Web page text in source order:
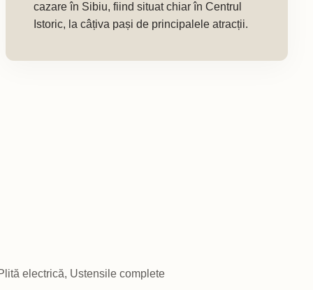
cazare în Sibiu, fiind situat chiar în Centrul
Istoric, la câțiva pași de principalele atracții.
electrică, Ustensile complete